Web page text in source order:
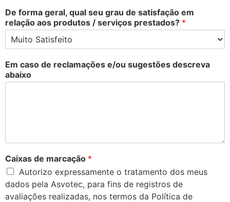
5
5
5
5
5
De forma geral, qual seu grau de satisfação em
relação aos produtos / serviços prestados? *
Em caso de reclamações e/ou sugestões descreva
abaixo
Caixas de marcação *
Autorizo expressamente o tratamento dos meus
dados pela Asvotec, para fins de registros de
avaliações realizadas, nos termos da Política de